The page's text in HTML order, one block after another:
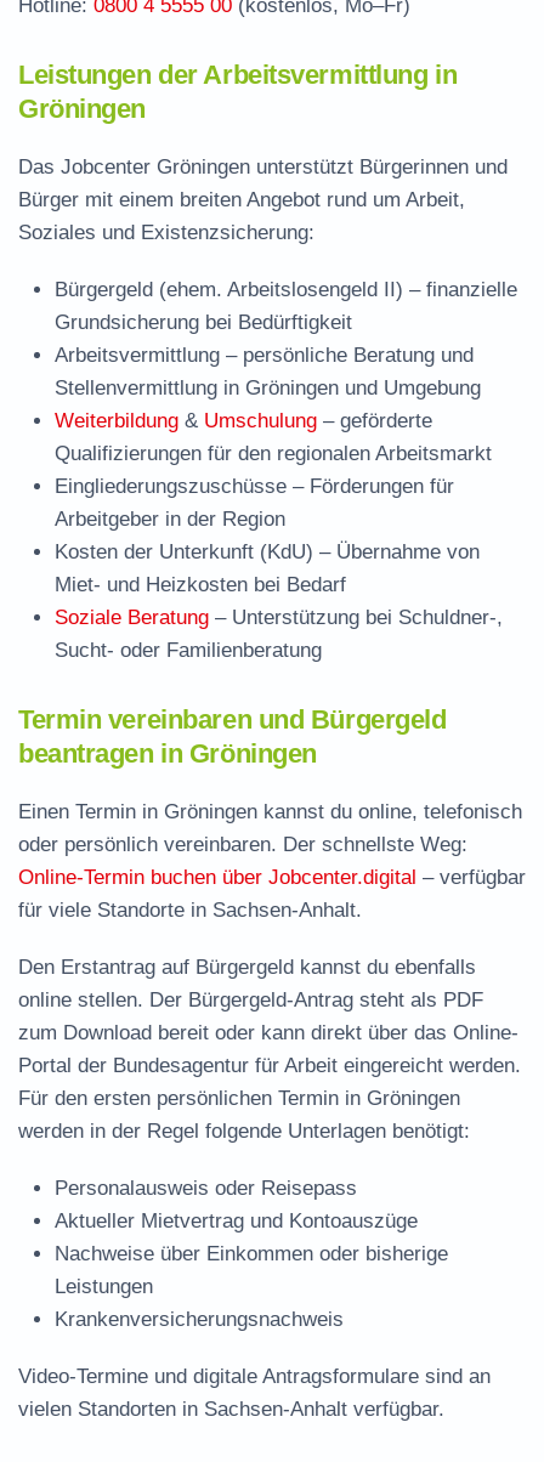
Hotline: 0800 4 5555 00 (kostenlos, Mo–Fr)
Leistungen der Arbeitsvermittlung in
Gröningen
Das Jobcenter Gröningen unterstützt Bürgerinnen und
Bürger mit einem breiten Angebot rund um Arbeit,
Soziales und Existenzsicherung:
Bürgergeld (ehem. Arbeitslosengeld II) – finanzielle
Grundsicherung bei Bedürftigkeit
Arbeitsvermittlung – persönliche Beratung und
Stellenvermittlung in Gröningen und Umgebung
Weiterbildung & Umschulung – geförderte
Qualifizierungen für den regionalen Arbeitsmarkt
Eingliederungszuschüsse – Förderungen für
Arbeitgeber in der Region
Kosten der Unterkunft (KdU) – Übernahme von
Miet- und Heizkosten bei Bedarf
Soziale Beratung – Unterstützung bei Schuldner-,
Sucht- oder Familienberatung
Termin vereinbaren und Bürgergeld
beantragen in Gröningen
Einen Termin in Gröningen kannst du online, telefonisch
oder persönlich vereinbaren. Der schnellste Weg:
Online-Termin buchen über Jobcenter.digital – verfügbar
für viele Standorte in Sachsen-Anhalt.
Den Erstantrag auf Bürgergeld kannst du ebenfalls
online stellen. Der Bürgergeld-Antrag steht als PDF
zum Download bereit oder kann direkt über das Online-
Portal der Bundesagentur für Arbeit eingereicht werden.
Für den ersten persönlichen Termin in Gröningen
werden in der Regel folgende Unterlagen benötigt:
Personalausweis oder Reisepass
Aktueller Mietvertrag und Kontoauszüge
Nachweise über Einkommen oder bisherige
Leistungen
Krankenversicherungsnachweis
Video-Termine und digitale Antragsformulare sind an
vielen Standorten in Sachsen-Anhalt verfügbar.